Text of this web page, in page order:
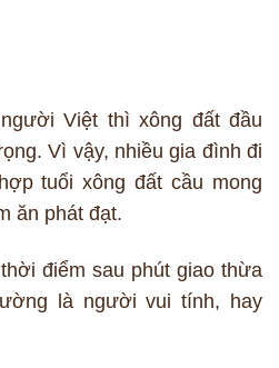
Việt thì xông đất đầu
Vì vậy, nhiều gia đình đi
tuổi xông đất cầu mong
ăn phát đạt.
điểm sau phút giao thừa
là người vui tính, hay